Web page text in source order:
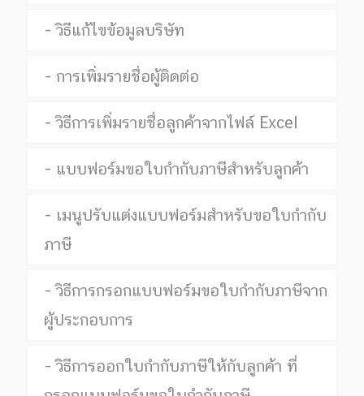
วิธีแก้ไขข้อมูลบริษัท
การเพิ่มรายชื่อผู้ติดต่อ
วิธีการเพิ่มรายชื่อลูกค้าจากไฟล์ Excel
แบบฟอร์มขอใบกำกับภาษีสำหรับลูกค้า
เมนูปรับแต่งแบบฟอร์มสำหรับขอใบกำกับ
ภาษี
วิธีการกรอกแบบฟอร์มขอใบกำกับภาษีจาก
ผู้ประกอบการ
วิธีการออกใบกำกับภาษีให้กับลูกค้า ที่